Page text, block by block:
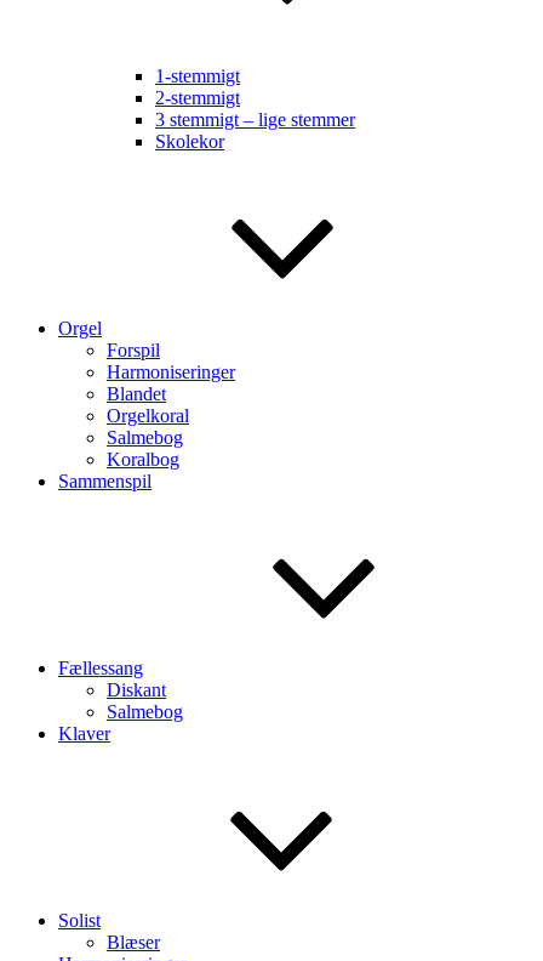
1-stemmigt
2-stemmigt
3 stemmigt – lige stemmer
Skolekor
Orgel
Forspil
Harmoniseringer
Blandet
Orgelkoral
Salmebog
Koralbog
Sammenspil
Fællessang
Diskant
Salmebog
Klaver
Solist
Blæser